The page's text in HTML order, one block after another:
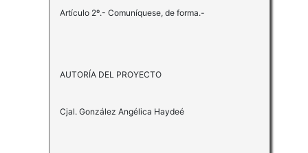
Artículo 2º.- Comuníquese, de forma.-
AUTORÍA DEL PROYECTO
Cjal. González Angélica Haydeé